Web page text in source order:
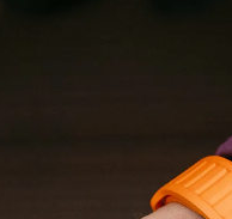
koden i kassen for å få